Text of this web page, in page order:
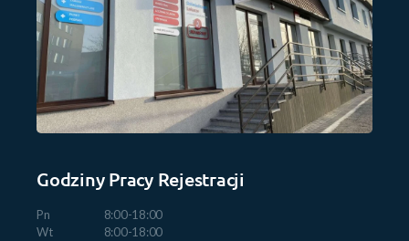
Godziny Pracy Rejestracji
Pn
Wt
8:00-18:00
8:00-18:00